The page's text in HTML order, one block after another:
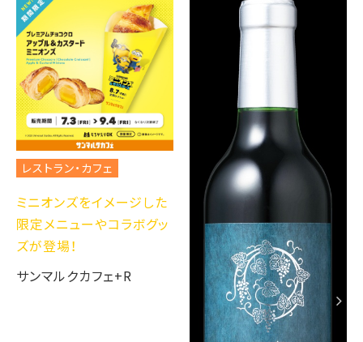
レストラン・カフェ
ミニオンズをイメージした
限定メニューやコラボグッ
ズが登場！
サンマルクカフェ+R